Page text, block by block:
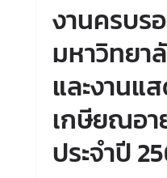
งานครบร
มหาวิทยา
และงานแ
เกษียณอา
ประจำปี